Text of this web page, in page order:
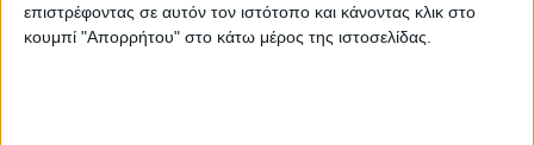
επιστρέφοντας σε αυτόν τον ιστότοπο και κάνοντας κλικ στο
κουμπί "Απορρήτου" στο κάτω μέρος της ιστοσελίδας.
Δευτέρας στην Παλιά Πόλη της Ιερουσαλήμ,
προκειμένου να γιορταστεί η Ημέρα της